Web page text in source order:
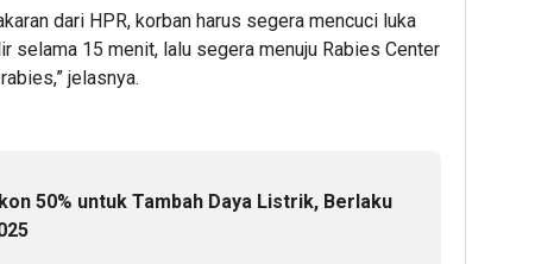
dari HPR, korban harus segera mencuci luka
selama 15 menit, lalu segera menuju Rabies Center
jelasnya.
50% untuk Tambah Daya Listrik, Berlaku